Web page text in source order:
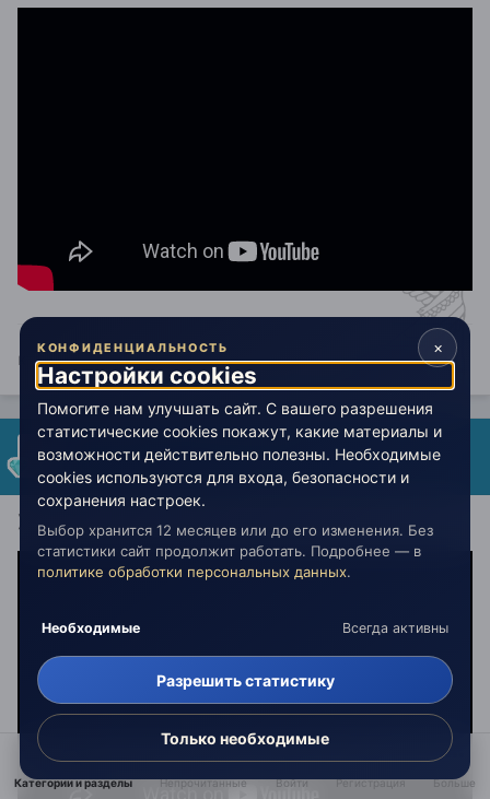
кто Агни-йогу не читает - тот в рай не попадает
Криштиан-Страховщик
Опубликовано: 13 сентября 2018
)
Категории и разделы Непрочитанные Войти Регистрация Больше
×
КОНФИДЕНЦИАЛЬНОСТЬ
Настройки cookies
Помогите нам улучшать сайт. С вашего разрешения
статистические cookies покажут, какие материалы и
возможности действительно полезны. Необходимые
cookies используются для входа, безопасности и
сохранения настроек.
Выбор хранится 12 месяцев или до его изменения. Без
статистики сайт продолжит работать. Подробнее — в
политике обработки персональных данных.
Необходимые Всегда активны
Разрешить статистику
Только необходимые